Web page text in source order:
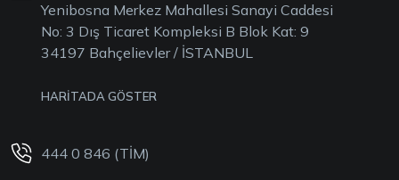
Yenibosna Merkez Mahallesi Sanayi Caddesi
No: 3 Dış Ticaret Kompleksi B Blok Kat: 9
34197 Bahçelievler / İSTANBUL
HARİTADA GÖSTER
444 0 846 (TİM)